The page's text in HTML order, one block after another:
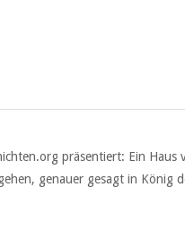
präsentiert: Ein
genauer gesagt in König